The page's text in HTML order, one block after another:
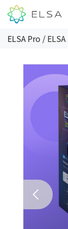
ELSA Pro /